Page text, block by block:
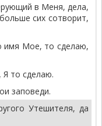
в Меня, дела,
сих сотворит,
имя Мое, то сделаю,
то сделаю.
заповеди.
Утешителя, да